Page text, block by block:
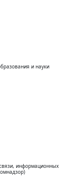
и науки
информационных